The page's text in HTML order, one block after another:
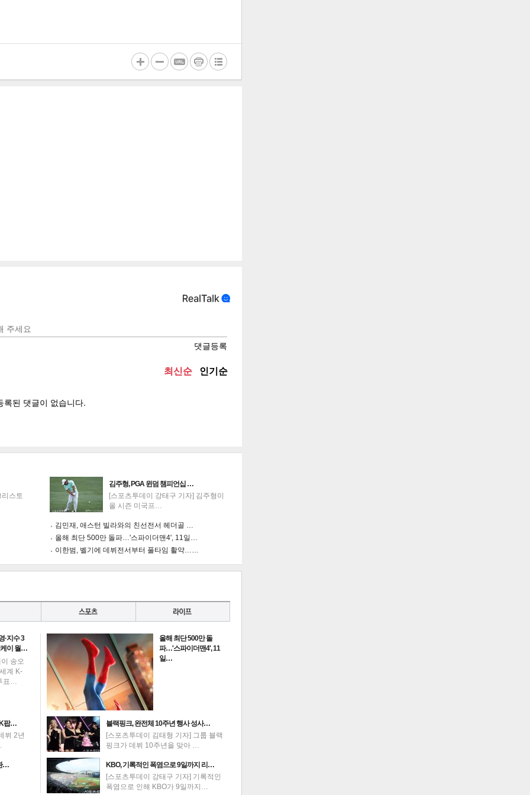
인쇄 목록
스토
김주형, PGA 윈덤 챔피언십 …
[스포츠투데이 강태구 기자] 김주형이
올 시즌 미국프…
김민재, 애스턴 빌라와의 친선전서 헤더골 …
올해 최단 500만 돌파…'스파이더맨4', 11일…
이한범, 벨기에 데뷔전서부터 풀타임 활약……
·지수 3
이 월…
송오
계 K-
표…
팝…
뷔 2년
…
올해 최단 500만 돌
파…'스파이더맨4', 11
일…
블랙핑크, 완전체 10주년 행사 성사…
[스포츠투데이 김태형 기자] 그룹 블랙
핑크가 데뷔 10주년을 맞아 …
KBO, 기록적인 폭염으로 9일까지 리…
[스포츠투데이 강태구 기자] 기록적인
폭염으로 인해 KBO가 9일까지…